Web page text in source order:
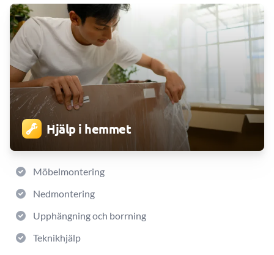
Hjälp i hemmet
Möbelmontering
Nedmontering
Upphängning och borrning
Teknikhjälp